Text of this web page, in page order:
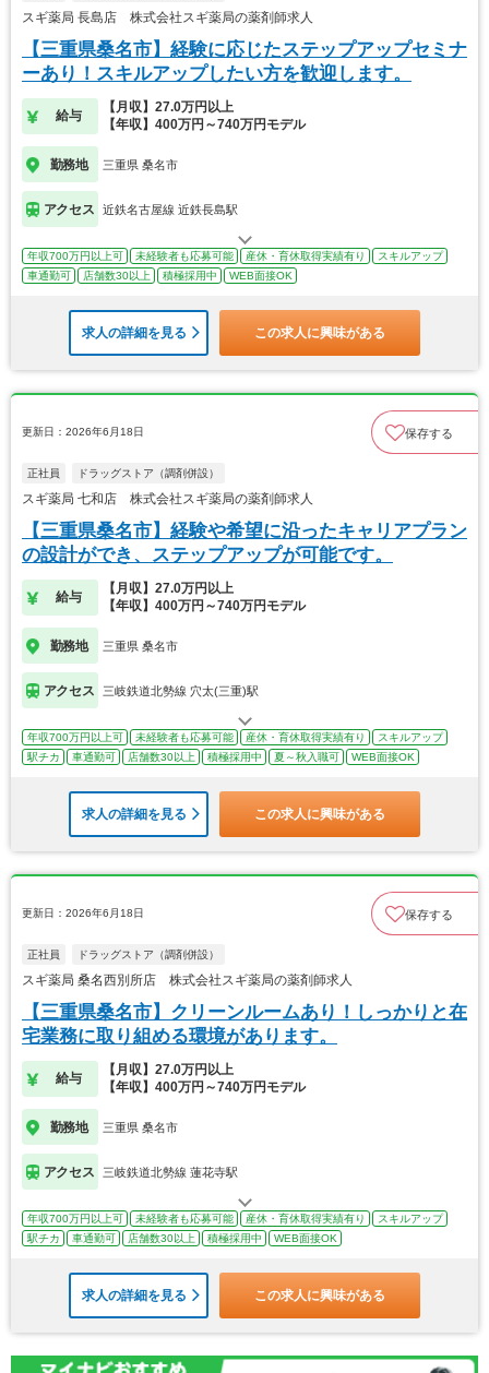
スギ薬局 長島店 株式会社スギ薬局の薬剤師求人
【三重県桑名市】経験に応じたステップアップセミナ
ーあり！スキルアップしたい方を歓迎します。
給与
【月収】27.0万円以上
【年収】400万円～740万円モデル
勤務地 三重県 桑名市
アクセス 近鉄名古屋線 近鉄長島駅
年収700万円以上可 未経験者も応募可能 産休・育休取得実績有り
スキルアップ
車通勤可
店舗数30以上 積極採用中 WEB面接OK
求人の詳細を見る この求人に興味がある
更新日：2026年6月18日 保存する
正社員 ドラッグストア（調剤併設）
スギ薬局 七和店 株式会社スギ薬局の薬剤師求人
【三重県桑名市】経験や希望に沿ったキャリアプラン
の設計ができ、ステップアップが可能です。
給与
【月収】27.0万円以上
【年収】400万円～740万円モデル
勤務地 三重県 桑名市
アクセス 三岐鉄道北勢線 穴太(三重)駅
年収700万円以上可 未経験者も応募可能 産休・育休取得実績有り
スキルアップ
駅チカ
車通勤可 店舗数30以上 積極採用中 夏～秋入職可 WEB面接OK
求人の詳細を見る この求人に興味がある
更新日：2026年6月18日 保存する
正社員 ドラッグストア（調剤併設）
スギ薬局 桑名西別所店 株式会社スギ薬局の薬剤師求人
【三重県桑名市】クリーンルームあり！しっかりと在
宅業務に取り組める環境があります。
給与
【月収】27.0万円以上
【年収】400万円～740万円モデル
勤務地 三重県 桑名市
アクセス 三岐鉄道北勢線 蓮花寺駅
年収700万円以上可 未経験者も応募可能 産休・育休取得実績有り
スキルアップ
駅チカ
車通勤可 店舗数30以上 積極採用中 WEB面接OK
求人の詳細を見る この求人に興味がある